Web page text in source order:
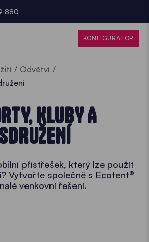
880
KONFIGURATOR
Odvětví
KLUBY A
přístřešek, který lze použít
Vytvořte společně s Ecotent®
venkovní řešení.